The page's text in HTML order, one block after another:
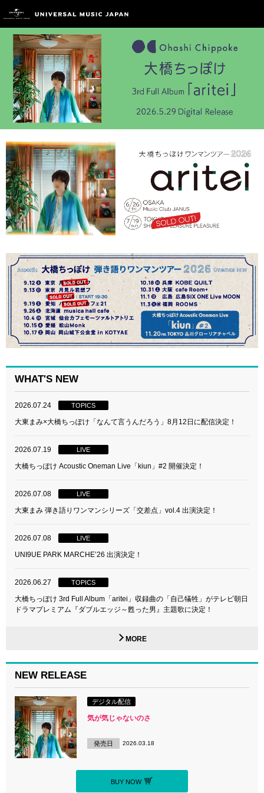
WHAT'S NEW
2026.07.24 TOPICS
大東まみ×大橋ちっぽけ「なんて言うんだろう」8月12日に配信決定！
2026.07.19 LIVE
大橋ちっぽけ Acoustic Oneman Live「kiun」#2 開催決定！
2026.07.08 LIVE
大東まみ 弾き語りワンマンシリーズ「交差点」vol.4 出演決定！
2026.07.08 LIVE
UNI9UE PARK MARCHE’26 出演決定！
2026.06.27 TOPICS
大橋ちっぽけ 3rd Full Album「aritei」収録曲の「自己犠牲」がテレビ朝日
ドラマプレミアム『ダブルエッジ～甦った男』主題歌に決定！
MORE
NEW RELEASE
デジタル配信
気が気じゃないのさ
発売日 2026.03.18
BUY NOW